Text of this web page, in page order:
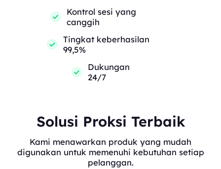
Kontrol sesi yang
canggih
Tingkat keberhasilan
99,5%
Dukungan
24/7
Solusi Proksi Terbaik
Kami menawarkan produk yang mudah
digunakan untuk memenuhi kebutuhan setiap
pelanggan.